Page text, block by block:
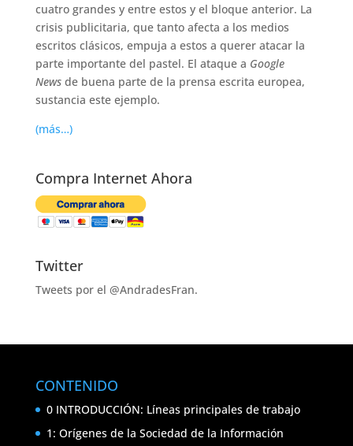
cuatro grandes y entre estos y el bloque anterior. La
crisis publicitaria, que tanto afecta a los medios
escritos clásicos, empuja a estos a querer atacar la
parte importante del pastel. El ataque a Google
Newsde buena parte de la prensa escrita europea,
sustancia este ejemplo.
(más…)
Compra Internet Ahora
Twitter
Tweets por el @AndradesFran.
CONTENIDO
0 INTRODUCCIÓN: Líneas principales de trabajo
1: Orígenes de la Sociedad de la Información